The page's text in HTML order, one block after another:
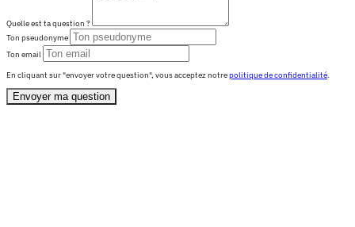
Quelle est ta question ?
Ton pseudonyme
Ton email
En cliquant sur "envoyer votre question", vous acceptez notrepolitique de confidentialité.
Envoyer ma question